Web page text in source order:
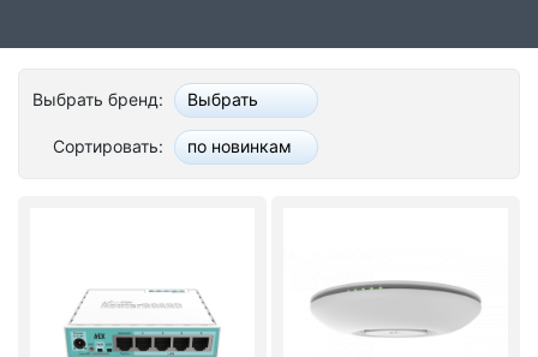
Модемы ADSL, Wan/Lan Роутеры, Wi-Fi
IP Телефония
UPS Источники бесперебойного питания
Мышки и Клавиатуры
Выбрать бренд: Выбрать
Сортировать: по новинкам